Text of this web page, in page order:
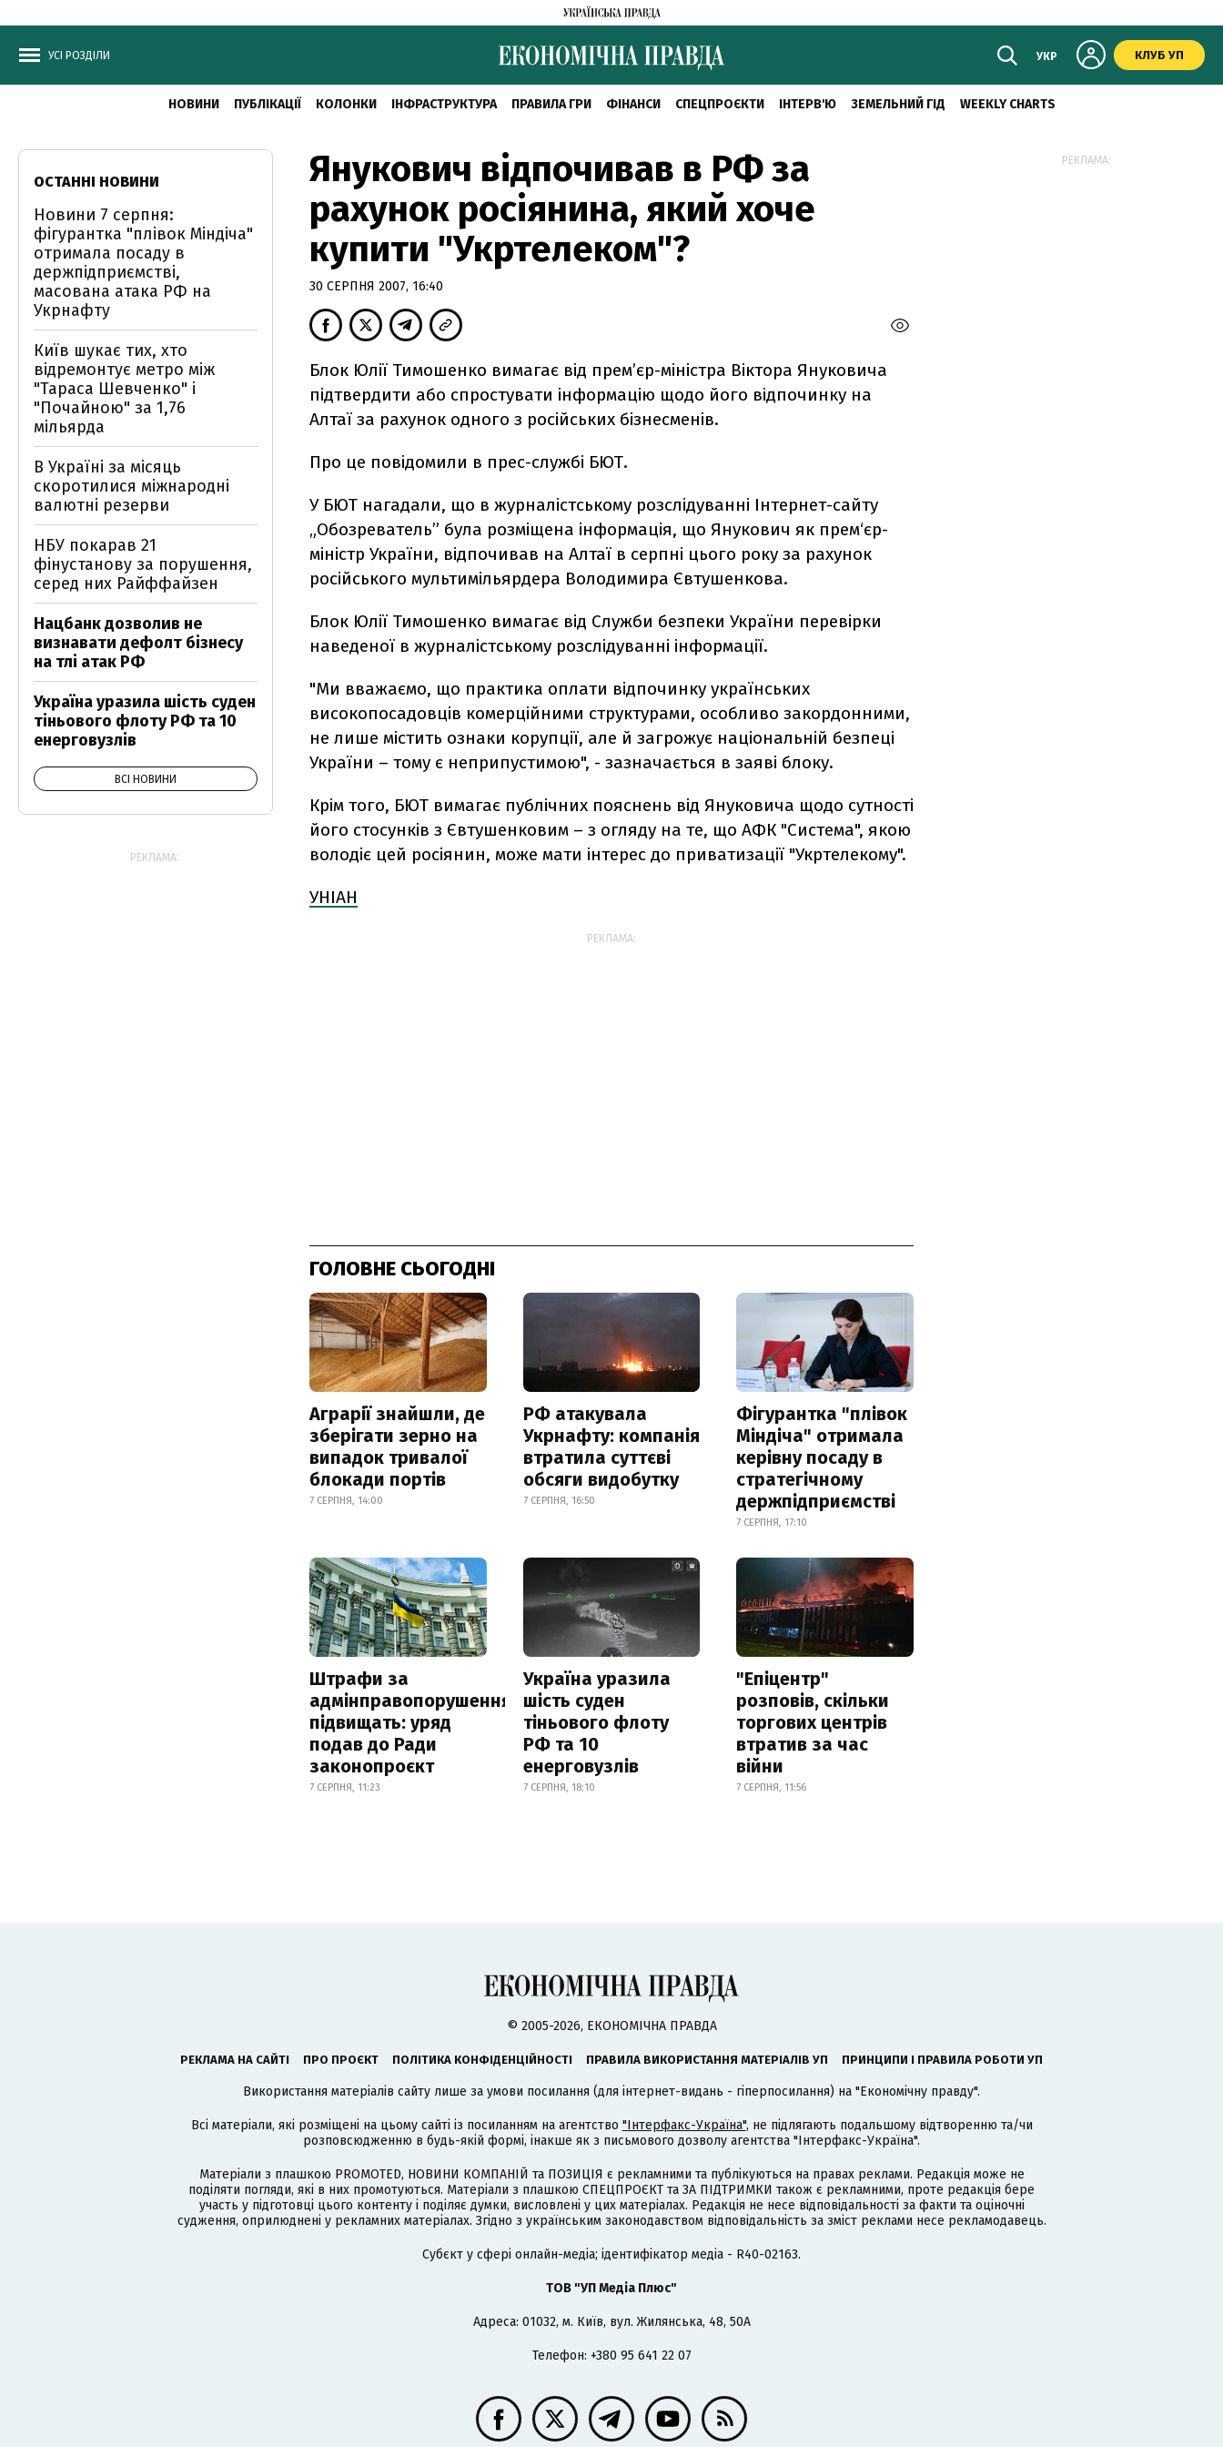
УСІ РОЗДІЛИ УКР КЛУБ УП
НОВИНИ ПУБЛІКАЦІЇ КОЛОНКИ ІНФРАСТРУКТУРА ПРАВИЛА ГРИ ФІНАНСИ СПЕЦПРОЄКТИ ІНТЕРВ'Ю ЗЕМЕЛЬНИЙ ГІД WEEKLY CHARTS
Янукович відпочивав в РФ за
рахунок росіянина, який хоче
купити "Укртелеком"?
30 СЕРПНЯ 2007, 16:40
Блок Юлії Тимошенко вимагає від прем’єр-міністра Віктора Януковича
підтвердити або спростувати інформацію щодо його відпочинку на
Алтаї за рахунок одного з російських бізнесменів.
Про це повідомили в прес-службі БЮТ.
У БЮТ нагадали, що в журналістському розслідуванні Інтернет-сайту
„Обозреватель” була розміщена інформація, що Янукович як прем‘єр-
міністр України, відпочивав на Алтаї в серпні цього року за рахунок
російського мультимільярдера Володимира Євтушенкова.
Блок Юлії Тимошенко вимагає від Служби безпеки України перевірки
наведеної в журналістському розслідуванні інформації.
"Ми вважаємо, що практика оплати відпочинку українських
високопосадовців комерційними структурами, особливо закордонними,
не лише містить ознаки корупції, але й загрожує національній безпеці
України – тому є неприпустимою", - зазначається в заяві блоку.
Крім того, БЮТ вимагає публічних пояснень від Януковича щодо сутності
його стосунків з Євтушенковим – з огляду на те, що АФК "Система", якою
володіє цей росіянин, може мати інтерес до приватизації "Укртелекому".
УНІАН
РЕКЛАМА:
ГОЛОВНЕ СЬОГОДНІ
Аграрії знайшли, де
зберігати зерно на
випадок тривалої
блокади портів
7 СЕРПНЯ, 14:00
РФ атакувала
Укрнафту: компанія
втратила суттєві
обсяги видобутку
7 СЕРПНЯ, 16:50
Фігурантка "плівок
Міндіча" отримала
керівну посаду в
стратегічному
держпідприємстві
7 СЕРПНЯ, 17:10
Штрафи за
адмінправопорушення
підвищать: уряд
подав до Ради
законопроєкт
7 СЕРПНЯ, 11:23
Україна уразила
шість суден
тіньового флоту
РФ та 10
енерговузлів
7 СЕРПНЯ, 18:10
"Епіцентр"
розповів, скільки
торгових центрів
втратив за час
війни
7 СЕРПНЯ, 11:56
ОСТАННІ НОВИНИ
Новини 7 серпня:
фігурантка "плівок Міндіча"
отримала посаду в
держпідприємстві,
масована атака РФ на
Укрнафту
Київ шукає тих, хто
відремонтує метро між
"Тараса Шевченко" і
"Почайною" за 1,76
мільярда
В Україні за місяць
скоротилися міжнародні
валютні резерви
НБУ покарав 21
фінустанову за порушення,
серед них Райффайзен
Нацбанк дозволив не
визнавати дефолт бізнесу
на тлі атак РФ
Україна уразила шість суден
тіньового флоту РФ та 10
енерговузлів
ВСІ НОВИНИ
РЕКЛАМА:
РЕКЛАМА:
© 2005-2026, ЕКОНОМІЧНА ПРАВДА
РЕКЛАМА НА САЙТІ ПРО ПРОЄКТ ПОЛІТИКА КОНФІДЕНЦІЙНОСТІ ПРАВИЛА ВИКОРИСТАННЯ МАТЕРІАЛІВ УП ПРИНЦИПИ І ПРАВИЛА РОБОТИ УП
Використання матеріалів сайту лише за умови посилання (для інтернет-видань - гіперпосилання) на "Економічну правду".
Всі матеріали, які розміщені на цьому сайті із посиланням на агентство "Інтерфакс-Україна", не підлягають подальшому відтворенню та/чи
розповсюдженню в будь-якій формі, інакше як з письмового дозволу агентства "Інтерфакс-Україна".
Матеріали з плашкою PROMOTED, НОВИНИ КОМПАНІЙ та ПОЗИЦІЯ є рекламними та публікуються на правах реклами. Редакція може не
поділяти погляди, які в них промотуються. Матеріали з плашкою СПЕЦПРОЄКТ та ЗА ПІДТРИМКИ також є рекламними, проте редакція бере
участь у підготовці цього контенту і поділяє думки, висловлені у цих матеріалах. Редакція не несе відповідальності за факти та оціночні
судження, оприлюднені у рекламних матеріалах. Згідно з українським законодавством відповідальність за зміст реклами несе рекламодавець.
Cубєкт у сфері онлайн-медіа; ідентифікатор медіа - R40-02163.
ТОВ "УП Медіа Плюс"
Адреса: 01032, м. Київ, вул. Жилянська, 48, 50А
Телефон: +380 95 641 22 07